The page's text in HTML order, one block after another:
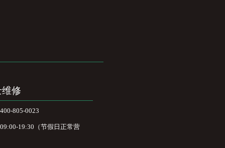
修
805-0023
19:30（节假日正常营